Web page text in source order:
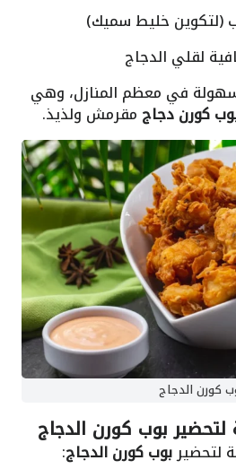
في معظم المنازل، وهي
كورن دجاج مقرمش ولذيذ.
كورن الدجاج
لتحضير بوب كورن الدجاج
لتحضيربوب كورن الدجاج: